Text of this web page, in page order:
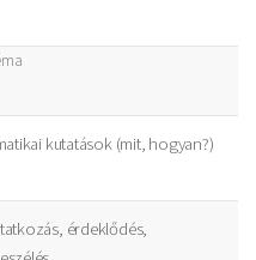
kutatások (mit, hogyan?)
érdeklődés,